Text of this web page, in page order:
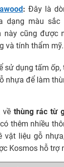
: Đây là
dạng màu sắc
này cũng được
và tính thẩm mỹ.
sử dụng tấm
nhựa để làm
về thùng rác từ
thêm nhiều
vật liệu gỗ
Kosmos hỗ trợ